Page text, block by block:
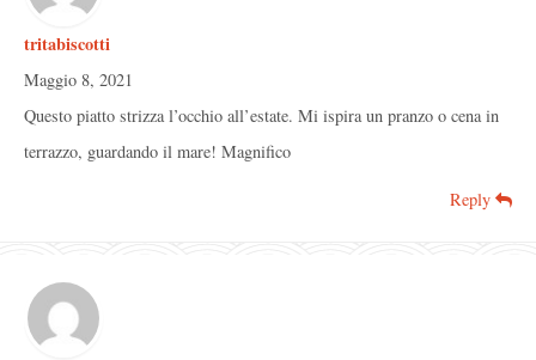
tritabiscotti
Maggio 8, 2021
Questo piatto strizza l’occhio all’estate. Mi ispira un pranzo o cena in
terrazzo, guardando il mare! Magnifico
Reply